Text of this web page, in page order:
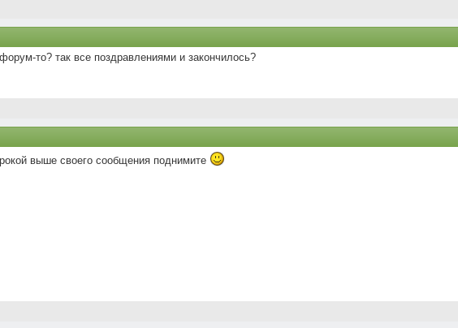
то? так все поздравлениями и закончилось?
выше своего сообщения поднимите